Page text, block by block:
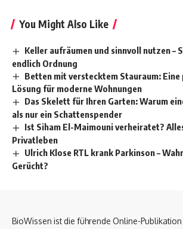
You Might Also Like
Keller aufräumen und sinnvoll nutzen –
endlich Ordnung
Betten mit verstecktem Stauraum:
Lösung für moderne Wohnungen
Das Skelett für Ihren Garten: Warum
als nur ein Schattenspender
Ist Siham El-Maimouni verheiratet?
Privatleben
Ulrich Klose RTL krank Parkinson –
Gerücht?
BioWissen ist die führende Online-